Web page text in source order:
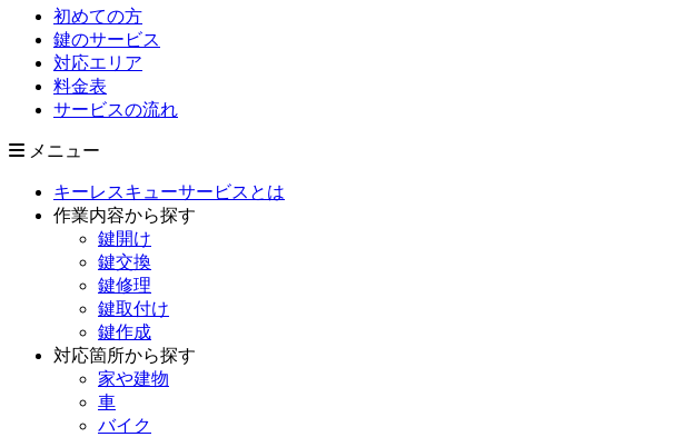
初めての方
鍵のサービス
対応エリア
料金表
サービスの流れ
メニュー
キーレスキューサービスとは
作業内容から探す
鍵開け
鍵交換
鍵修理
鍵取付け
鍵作成
対応箇所から探す
家や建物
車
バイク